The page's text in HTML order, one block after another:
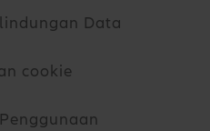
Data
cookie